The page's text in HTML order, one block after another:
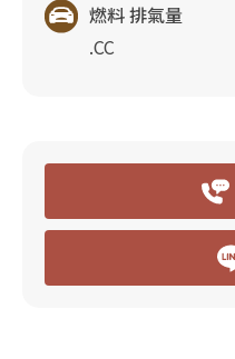
燃料 排氣量
.CC